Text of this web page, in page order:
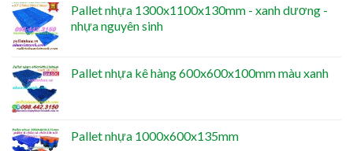
Pallet nhựa 1300x1100x130mm - xanh dương -
nhựa nguyên sinh
Pallet nhựa kê hàng 600x600x100mm màu xanh
Pallet nhựa 1000x600x135mm